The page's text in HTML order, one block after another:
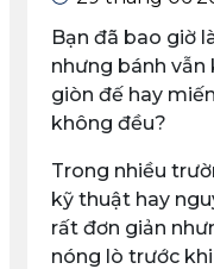
Bạn đã bao giờ
nhưng bánh vẫn
giòn đế hay
không đều?
Trong nhiều
kỹ thuật hay
rất đơn giản
nóng lò trước